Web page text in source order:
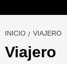
INICIO VIAJERO
Viajero